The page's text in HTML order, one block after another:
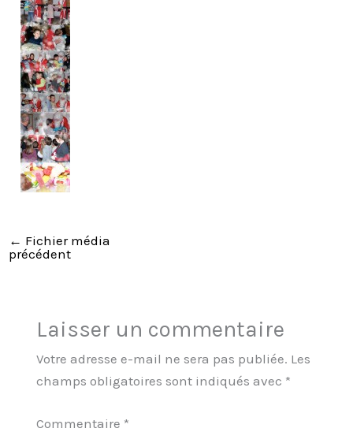
← Fichier média
précédent
Laisser un commentaire
Votre adresse e-mail ne sera pas publiée. Les
champs obligatoires sont indiqués avec *
Commentaire *